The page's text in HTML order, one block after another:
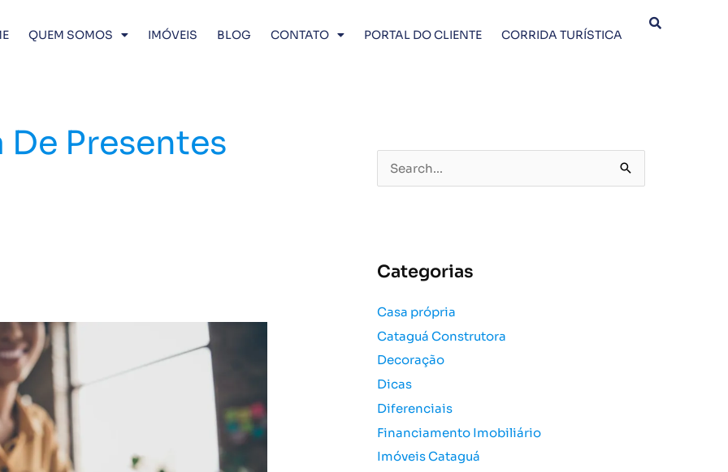
QUEM SOMOS IMÓVEIS BLOG CONTATO PORTAL DO CLIENTE CORRIDA TURÍSTICA
Presentes
e
i
a
r
p
o
r
Categorias
Casa própria
Cataguá Construtora
Decoração
Dicas
Diferenciais
Financiamento Imobiliário
Imóveis Cataguá